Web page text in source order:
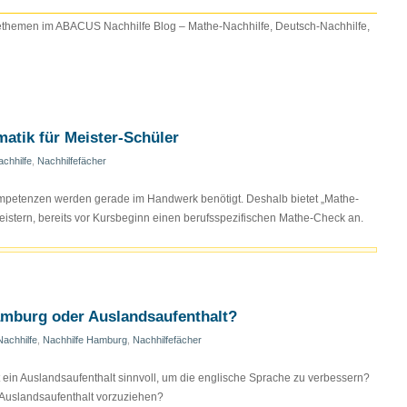
im ABACUS Nachhilfe Blog – Mathe-Nachhilfe, Deutsch-Nachhilfe,
für Meister-Schüler
Nachhilfefächer
werden gerade im Handwerk benötigt. Deshalb bietet „Mathe-
bereits vor Kursbeginn einen berufsspezifischen Mathe-Check an.
oder Auslandsaufenthalt?
Nachhilfe Hamburg Nachhilfefächer
Auslandsaufenthalt sinnvoll, um die englische Sprache zu verbessern?
vorzuziehen?